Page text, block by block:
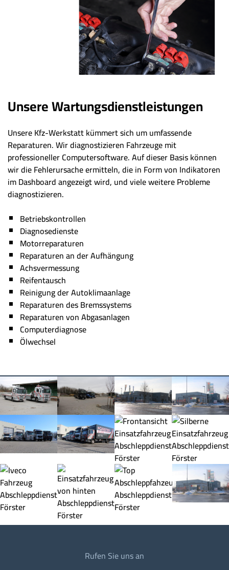
Unsere Wartungsdienstleistungen
Unsere Kfz-Werkstatt kümmert sich um umfassende
Reparaturen. Wir diagnostizieren Fahrzeuge mit
professioneller Computersoftware. Auf dieser Basis können
wir die Fehlerursache ermitteln, die in Form von Indikatoren
im Dashboard angezeigt wird, und viele weitere Probleme
diagnostizieren.
Betriebskontrollen
Diagnosedienste
Motorreparaturen
Reparaturen an der Aufhängung
Achsvermessung
Reifentausch
Reinigung der Autoklimaanlage
Reparaturen des Bremssystems
Reparaturen von Abgasanlagen
Computerdiagnose
Ölwechsel
Rufen Sie uns an